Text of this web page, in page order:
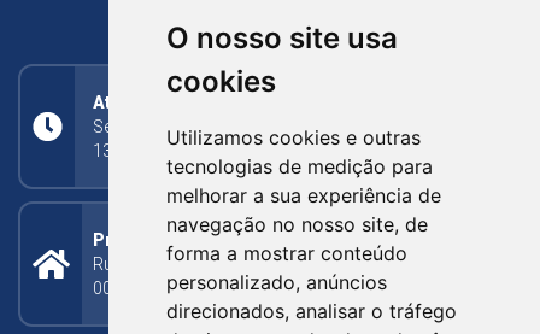
O nosso site usa
cookies
Utilizamos cookies e outras
tecnologias de medição para
melhorar a sua experiência de
navegação no nosso site, de
forma a mostrar conteúdo
personalizado, anúncios
direcionados, analisar o tráfego
Atendimento
Segunda a Sexta: 8h às 11h30min (manhã);
13h30min às 17h (tarde)
Prefeitura Municipal
Rua Silva Jardim, 505 - Bairro Centro - CEP: 95340-
000